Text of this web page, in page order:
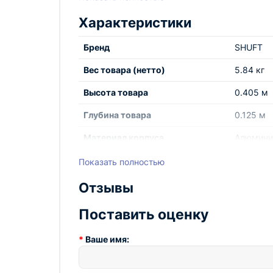
Характеристики
Бренд SHUFT
Вес товара (нетто) 5.84 кг
Высота товара 0.405 м
Глубина товара 0.125 м
Материал корпуса
Область применения
Посадочный размер
вентиляционного канала
Применение и соответствие
Показать полностью
Отзывы
Поставить оценку
Ваше имя: